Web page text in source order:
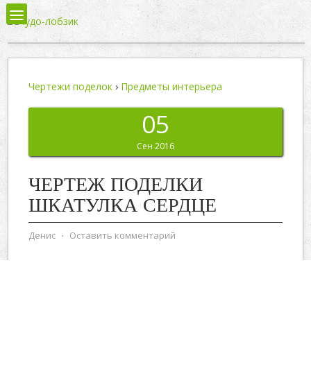
Чертежи поделок › Предметы интерьера
05
Сен 2016
ЧЕРТЕЖ ПОДЕЛКИ
ШКАТУЛКА СЕРДЦЕ
Денис ⋅ Оставить комментарий